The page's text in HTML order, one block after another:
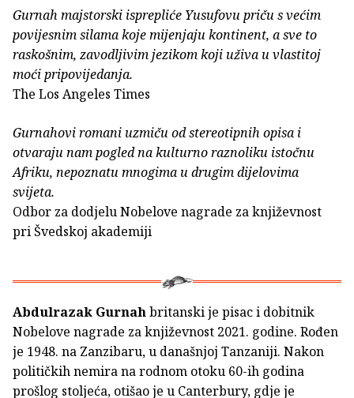
Gurnah majstorski isprepliće Yusufovu priču s većim
povijesnim silama koje mijenjaju kontinent, a sve to
raskošnim, zavodljivim jezikom koji uživa u vlastitoj
moći pripovijedanja.
The Los Angeles Times
Gurnahovi romani uzmiču od stereotipnih opisa i
otvaraju nam pogled na kulturno raznoliku istočnu
Afriku, nepoznatu mnogima u drugim dijelovima
svijeta.
Odbor za dodjelu Nobelove nagrade za književnost
pri Švedskoj akademiji
Abdulrazak Gurnahbritanski je pisac i dobitnik
Nobelove nagrade za književnost 2021. godine. Rođen
je 1948. na Zanzibaru, u današnjoj Tanzaniji. Nakon
političkih nemira na rodnom otoku 60-ih godina
prošlog stoljeća, otišao je u Canterbury, gdje je